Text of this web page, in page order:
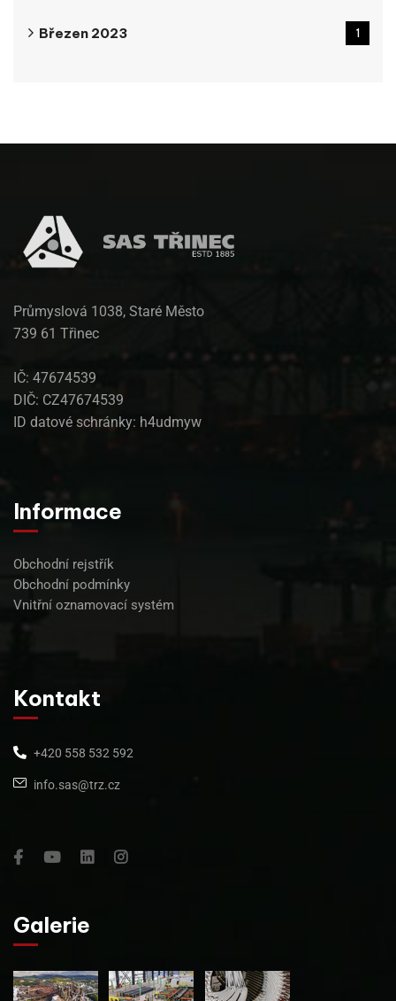
Březen 2023 1
Průmyslová 1038, Staré Město
739 61 Třinec
IČ: 47674539
DIČ: CZ47674539
ID datové schránky: h4udmyw
Informace
Obchodní rejstřík
Obchodní podmínky
Vnitřní oznamovací systém
Kontakt
+420 558 532 592
info.sas@trz.cz
Galerie